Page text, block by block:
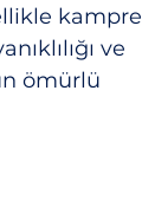
kampre
ve
ömürlü